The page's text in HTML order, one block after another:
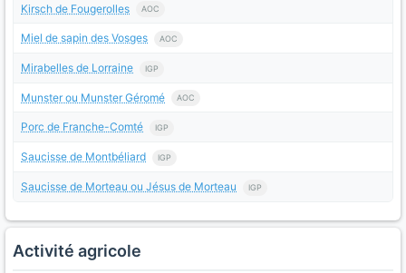
Kirsch de Fougerolles AOC
Miel de sapin des Vosges AOC
Mirabelles de Lorraine IGP
Munster ou Munster Géromé AOC
Porc de Franche-Comté IGP
Saucisse de Montbéliard IGP
Saucisse de Morteau ou Jésus de Morteau IGP
Activité agricole